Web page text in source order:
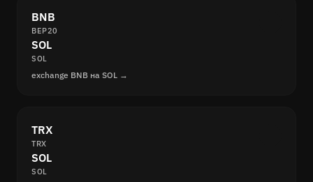
BNB
BEP20
SOL
SOL
exchange BNB на SOL →
TRX
TRX
SOL
SOL